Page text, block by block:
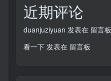
近期评论
duanjuziyuan 发表在 留言板
看一下 发表在 留言板